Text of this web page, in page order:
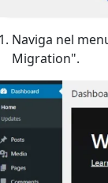
Naviga nel
Migration".